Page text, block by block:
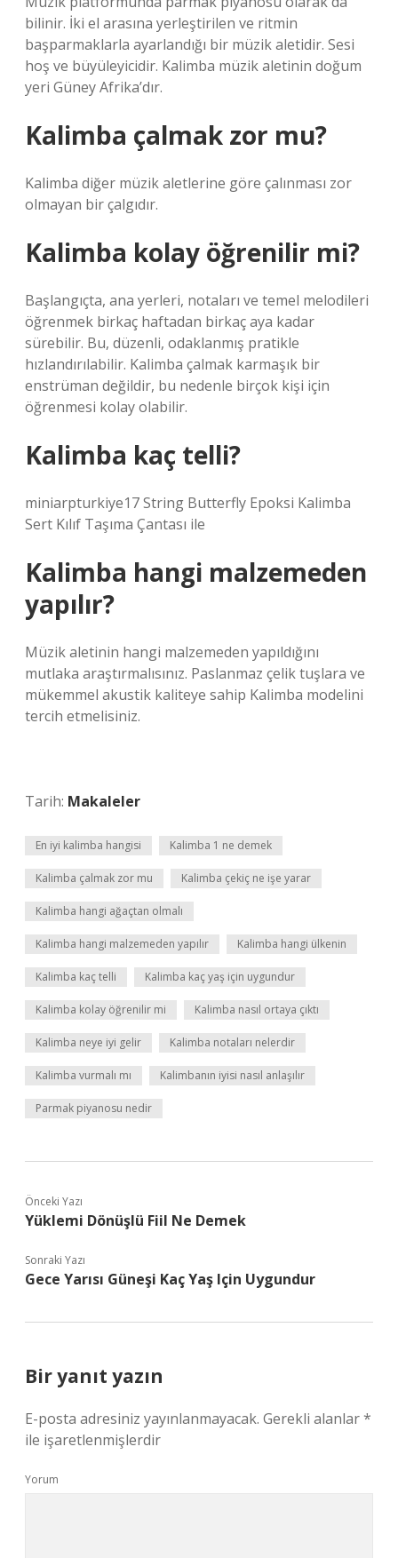
bilinir. İki el arasına yerleştirilen ve ritmin
başparmaklarla ayarlandığı bir müzik aletidir. Sesi
hoş ve büyüleyicidir. Kalimba müzik aletinin doğum
yeri Güney Afrika’dır.
Kalimba çalmak zor mu?
Kalimba diğer müzik aletlerine göre çalınması zor
olmayan bir çalgıdır.
Kalimba kolay öğrenilir mi?
Başlangıçta, ana yerleri, notaları ve temel melodileri
öğrenmek birkaç haftadan birkaç aya kadar
sürebilir. Bu, düzenli, odaklanmış pratikle
hızlandırılabilir. Kalimba çalmak karmaşık bir
enstrüman değildir, bu nedenle birçok kişi için
öğrenmesi kolay olabilir.
Kalimba kaç telli?
miniarpturkiye17 String Butterfly Epoksi Kalimba
Sert Kılıf Taşıma Çantası ile
Kalimba hangi malzemeden
yapılır?
Müzik aletinin hangi malzemeden yapıldığını
mutlaka araştırmalısınız. Paslanmaz çelik tuşlara ve
mükemmel akustik kaliteye sahip Kalimba modelini
tercih etmelisiniz.
Tarih: Makaleler
En iyi kalimba hangisi Kalimba 1 ne demek
Kalimba çalmak zor mu Kalimba çekiç ne işe yarar
Kalimba hangi ağaçtan olmalı
Kalimba hangi malzemeden yapılır Kalimba hangi ülkenin
Kalimba kaç telli Kalimba kaç yaş için uygundur
Kalimba kolay öğrenilir mi Kalimba nasıl ortaya çıktı
Kalimba neye iyi gelir Kalimba notaları nelerdir
Kalimba vurmalı mı Kalimbanın iyisi nasıl anlaşılır
Parmak piyanosu nedir
Önceki Yazı
Yüklemi Dönüşlü Fiil Ne Demek
Sonraki Yazı
Gece Yarısı Güneşi Kaç Yaş Için Uygundur
Bir yanıt yazın
E-posta adresiniz yayınlanmayacak. Gerekli alanlar*
ile işaretlenmişlerdir
Yorum